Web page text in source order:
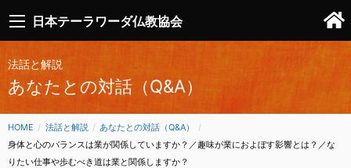
日本テーラワーダ仏教協会
法話と解説
あなたとの対話（Q&A）
HOME 法話と解説
あなたとの対話（Q&A）
CURRENT:
身体と心のバランスは業が関係していますか？／趣味が業におよぼす影響とは？／な
りたい仕事や歩むべき道は業と関係しますか？